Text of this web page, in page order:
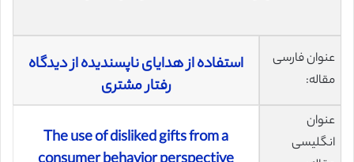
عنوان فارسی
مقاله:
استفاده از هدایای ناپسندیده از دیدگاه
رفتار مشتری
عنوان
انگلیسی
The use of disliked gifts from a